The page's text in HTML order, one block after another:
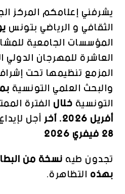
يشرفنيإعلامكمالمركز
الثقافيوالرياضيبتونس
المؤسساتالجامعية
العاشرةللمهرجانالدولي
المزمعتنظيمهاتحت
والبحثالعلميالتونسية
التونسيةخلالالفترة
أفريل2026. آخرأجل
28فيفري2026
تجدونطيهنسخةمن
بهذهالتظاهرة.